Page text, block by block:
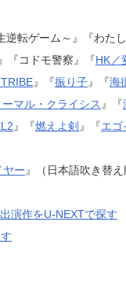
逆転ゲーム～』『わた
『コドモ警察』『HK／
』『振り子』『海
マル・クライシス 』『
』『燃えよ剣 』『エゴ
ヤー 』（日本語吹き替
出演作をU-NEXTで探す